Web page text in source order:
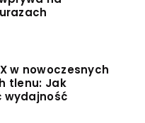
w nowoczesnych
tlenu: Jak
wydajność